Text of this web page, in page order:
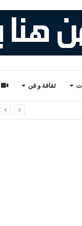
ثقافة و فن
حمزة.